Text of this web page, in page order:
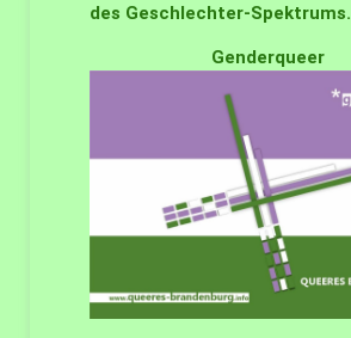
des Geschlechter-Spektrums.
Genderqueer